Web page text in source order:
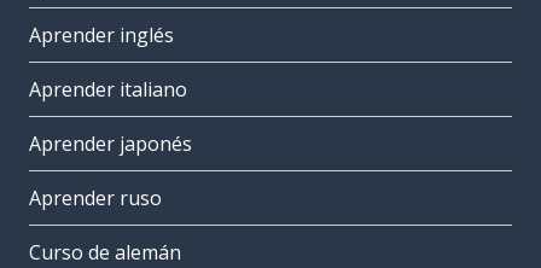
Aprender inglés
Aprender italiano
Aprender japonés
Aprender ruso
Curso de alemán